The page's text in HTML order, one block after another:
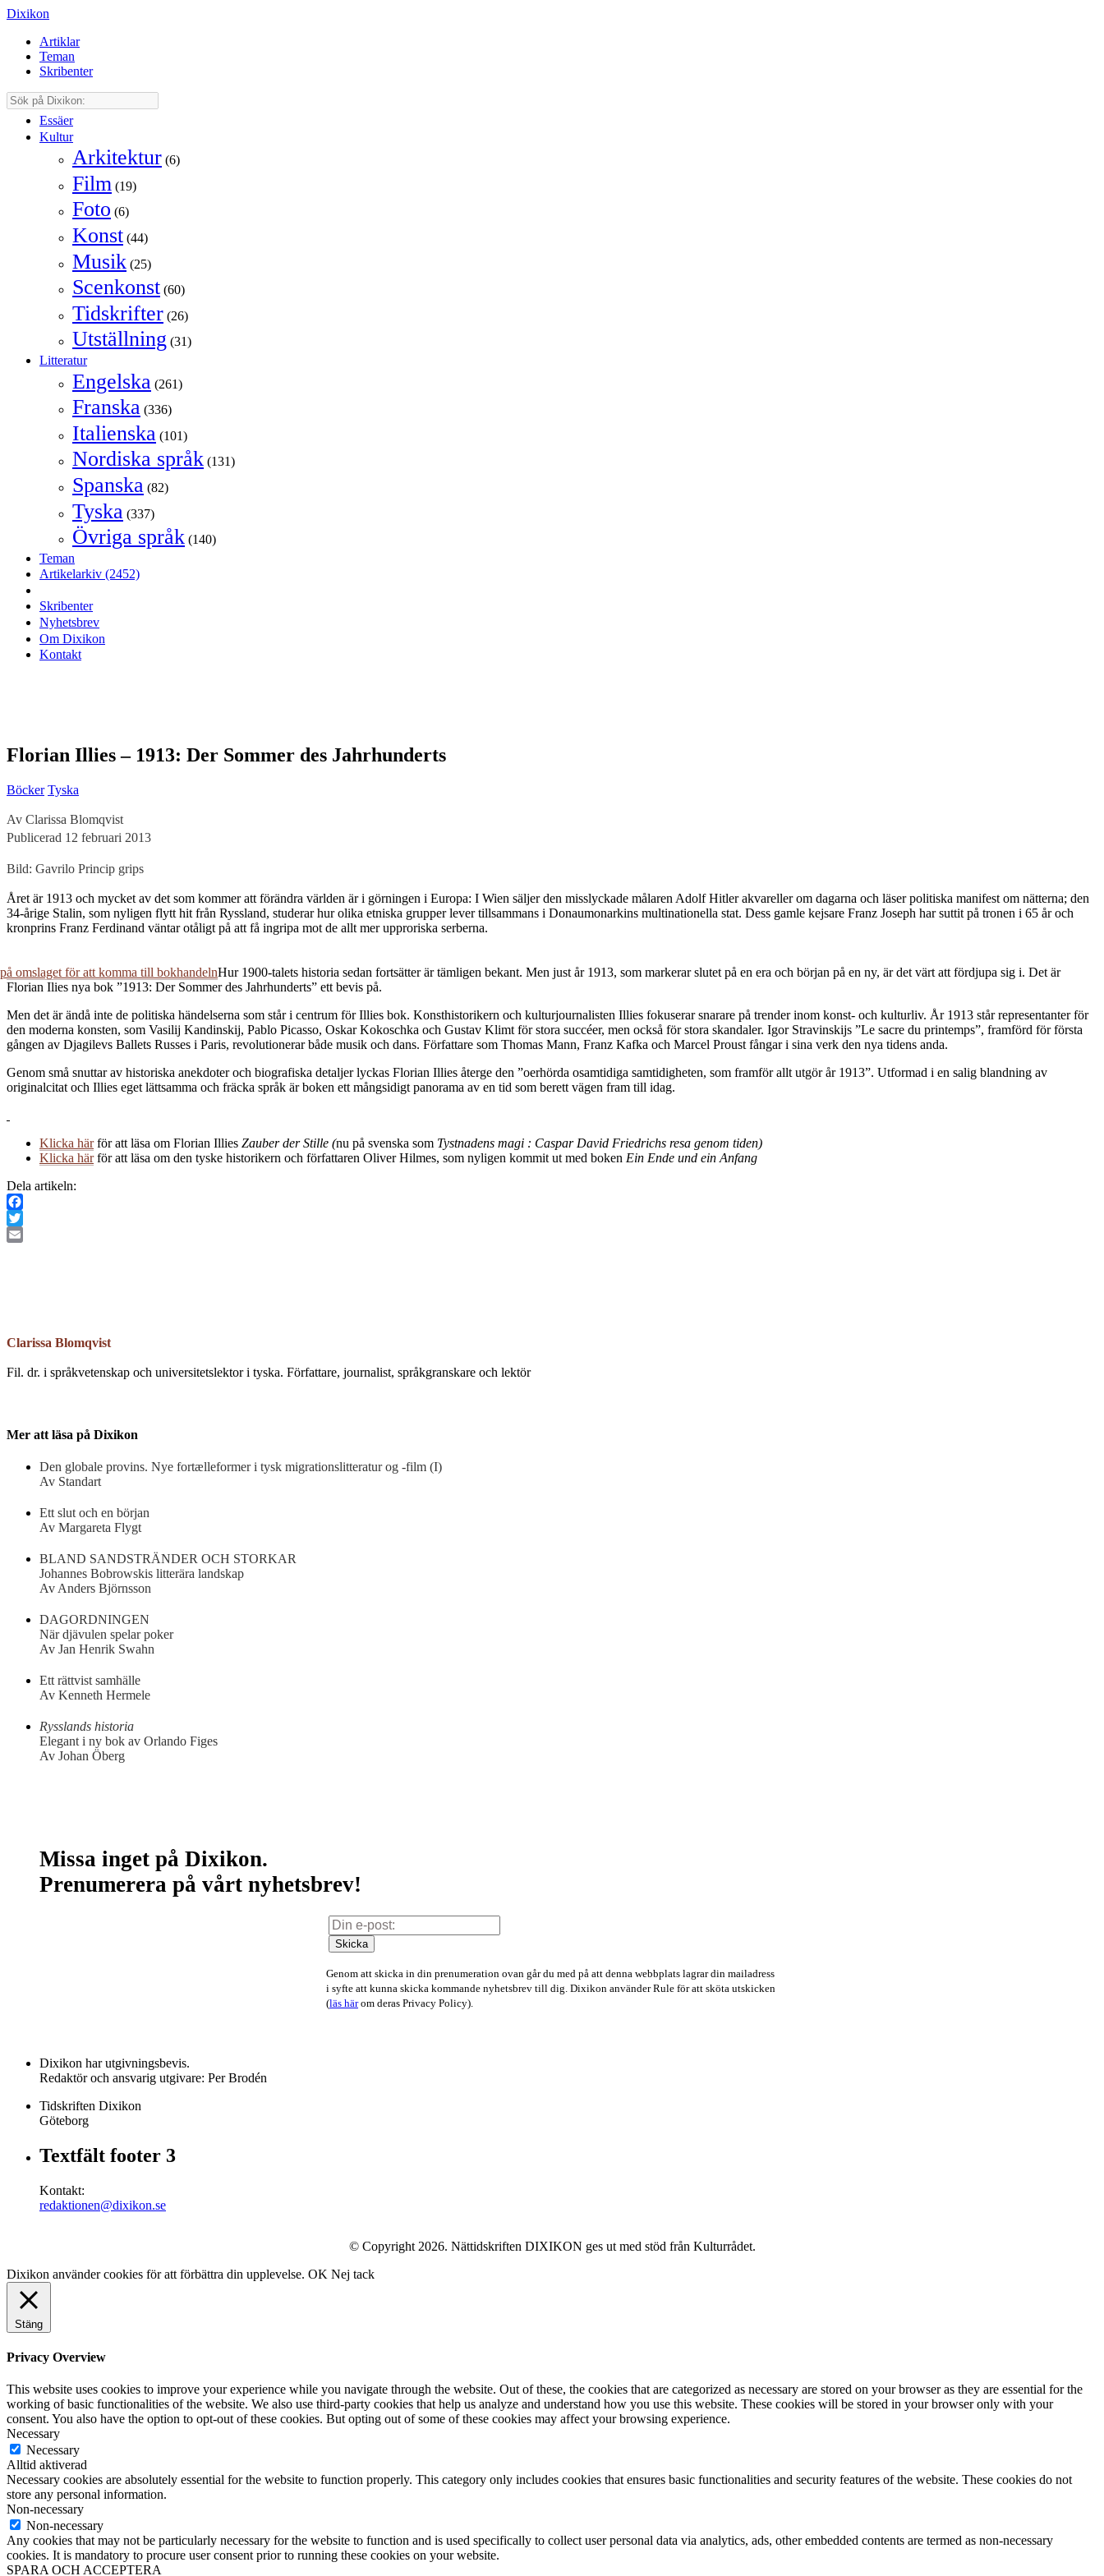
Dixikon
Artiklar
Teman
Skribenter
Essäer
Kultur
Arkitektur (6)
Film (19)
Foto (6)
Konst (44)
Musik (25)
Scenkonst (60)
Tidskrifter (26)
Utställning (31)
Litteratur
Engelska (261)
Franska (336)
Italienska (101)
Nordiska språk (131)
Spanska (82)
Tyska (337)
Övriga språk (140)
Teman
Artikelarkiv (2452)
Skribenter
Nyhetsbrev
Om Dixikon
Kontakt
Florian Illies – 1913: Der Sommer des Jahrhunderts
Böcker Tyska
Av Clarissa Blomqvist
Publicerad 12 februari 2013
Bild: Gavrilo Princip grips
Året är 1913 och mycket av det som kommer att förändra världen är i görningen i Europa: I Wien säljer den misslyckade målaren Adolf Hitler akvareller om dagarna och läser politiska manifest om nätterna; den
34-årige Stalin, som nyligen flytt hit från Ryssland, studerar hur olika etniska grupper lever tillsammans i Donaumonarkins multinationella stat. Dess gamle kejsare Franz Joseph har suttit på tronen i 65 år och
kronprins Franz Ferdinand väntar otåligt på att få ingripa mot de allt mer upproriska serberna.
Hur 1900-talets historia sedan fortsätter är tämligen bekant. Men just år 1913, som markerar slutet på en era och början på en ny, är det värt att fördjupa sig i. Det är
Florian Ilies nya bok ”1913: Der Sommer des Jahrhunderts” ett bevis på.
Men det är ändå inte de politiska händelserna som står i centrum för Illies bok. Konsthistorikern och kulturjournalisten Illies fokuserar snarare på trender inom konst- och kulturliv. År 1913 står representanter för
den moderna konsten, som Vasilij Kandinskij, Pablo Picasso, Oskar Kokoschka och Gustav Klimt för stora succéer, men också för stora skandaler. Igor Stravinskijs ”Le sacre du printemps”, framförd för första
gången av Djagilevs Ballets Russes i Paris, revolutionerar både musik och dans. Författare som Thomas Mann, Franz Kafka och Marcel Proust fångar i sina verk den nya tidens anda.
Genom små snuttar av historiska anekdoter och biografiska detaljer lyckas Florian Illies återge den ”oerhörda osamtidiga samtidigheten, som framför allt utgör år 1913”. Utformad i en salig blandning av
originalcitat och Illies eget lättsamma och fräcka språk är boken ett mångsidigt panorama av en tid som berett vägen fram till idag.
Klicka härför att läsa om Florian Illies Zauber der Stille (nu på svenska som Tystnadens magi : Caspar David Friedrichs resa genom tiden)
Klicka härför att läsa om den tyske historikern och författaren Oliver Hilmes, som nyligen kommit ut med boken Ein Ende und ein Anfang
Dela artikeln:
Facebook
Twitter
Clarissa Blomqvist
Fil. dr. i språkvetenskap och universitetslektor i tyska. Författare, journalist, språkgranskare och lektör
Mer att läsa på Dixikon
Den globale provins. Nye fortælleformer i tysk migrationslitteratur og -film (I)
Av Standart
Ett slut och en början
Av Margareta Flygt
BLAND SANDSTRÄNDER OCH STORKAR
Johannes Bobrowskis litterära landskap
Av Anders Björnsson
DAGORDNINGEN
När djävulen spelar poker
Av Jan Henrik Swahn
Ett rättvist samhälle
Av Kenneth Hermele
Rysslands historia
Elegant i ny bok av Orlando Figes
Av Johan Öberg
Missa inget på Dixikon.
Prenumerera på vårt nyhetsbrev!
Skicka
Genom att skicka in din prenumeration ovan går du med på att denna webbplats lagrar din mailadress
i syfte att kunna skicka kommande nyhetsbrev till dig. Dixikon använder Rule för att sköta utskicken
(läs härom deras Privacy Policy).
Dixikon har utgivningsbevis.
Redaktör och ansvarig utgivare: Per Brodén
Tidskriften Dixikon
Göteborg
Textfält footer 3
Kontakt:
redaktionen@dixikon.se
© Copyright 2026. Nättidskriften DIXIKON ges ut med stöd från Kulturrådet.
Dixikon använder cookies för att förbättra din upplevelse. OK Nej tack
Stäng
Privacy Overview
This website uses cookies to improve your experience while you navigate through the website. Out of these, the cookies that are categorized as necessary are stored on your browser as they are essential for the
working of basic functionalities of the website. We also use third-party cookies that help us analyze and understand how you use this website. These cookies will be stored in your browser only with your
consent. You also have the option to opt-out of these cookies. But opting out of some of these cookies may affect your browsing experience.
Necessary
Necessary
Alltid aktiverad
Necessary cookies are absolutely essential for the website to function properly. This category only includes cookies that ensures basic functionalities and security features of the website. These cookies do not
store any personal information.
Non-necessary
Non-necessary
Any cookies that may not be particularly necessary for the website to function and is used specifically to collect user personal data via analytics, ads, other embedded contents are termed as non-necessary
cookies. It is mandatory to procure user consent prior to running these cookies on your website.
SPARA OCH ACCEPTERA